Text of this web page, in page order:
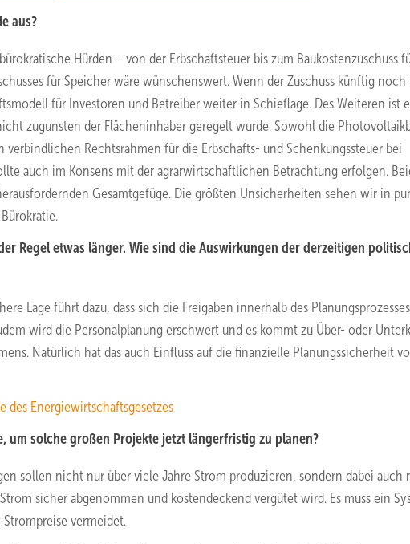
aus?
Hürden – von der Erbschaftsteuer bis zum Baukostenzuschuss
für Speicher wäre wünschenswert. Wenn der Zuschuss künftig
für Investoren und Betreiber weiter in Schieflage. Des Weiteren ist
zugunsten der Flächeninhaber geregelt wurde. Sowohl die
Rechtsrahmen für die Erbschafts- und Schenkungssteuer bei
auch im Konsens mit der agrarwirtschaftlichen Betrachtung erfolgen.
Gesamtgefüge. Die größten Unsicherheiten sehen wir in
Regel etwas länger. Wie sind die Auswirkungen der derzeitigen
Lage führt dazu, dass sich die Freigaben innerhalb des
wird die Personalplanung erschwert und es kommt zu Über- oder
Natürlich hat das auch Einfluss auf die finanzielle Planungssicherheit
des Energiewirtschaftsgesetzes
um solche großen Projekte jetzt längerfristig zu planen?
sollen nicht nur über viele Jahre Strom produzieren, sondern dabei auch
sicher abgenommen und kostendeckend vergütet wird. Es muss ein
vermeidet.